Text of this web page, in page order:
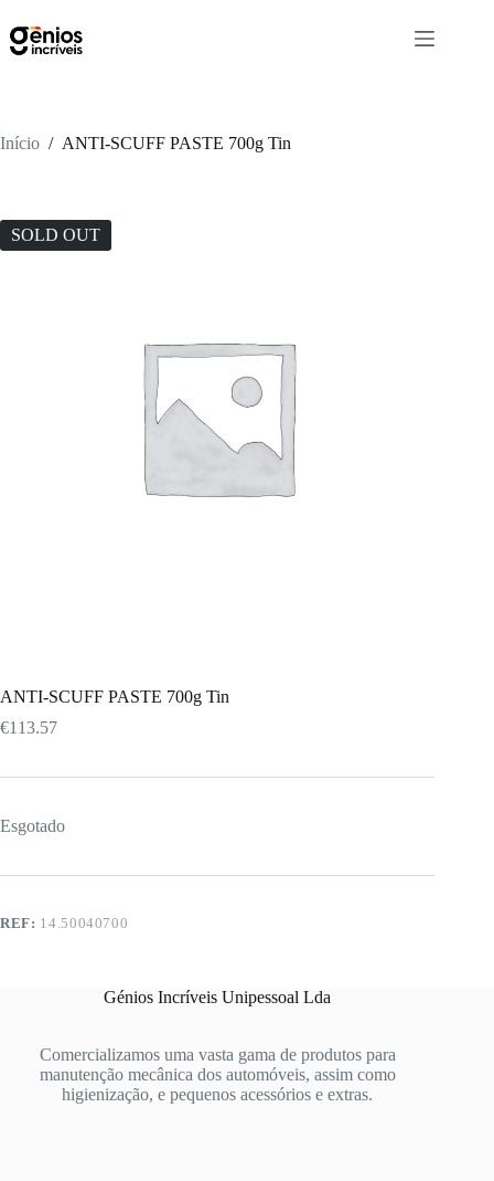
Início / ANTI-SCUFF PASTE 700g Tin
SOLD OUT
ANTI-SCUFF PASTE 700g Tin
€113.57
Esgotado
REF: 14.50040700
Génios Incríveis Unipessoal Lda
Comercializamos uma vasta gama de produtos para
manutenção mecânica dos automóveis, assim como
higienização, e pequenos acessórios e extras.